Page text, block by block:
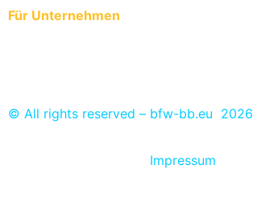
Für Unternehmen
© All rights reserved – bfw-bb.eu 2026
Impressum